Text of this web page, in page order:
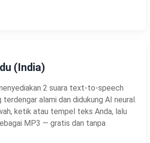
(India)
2 suara text-to-speech
terdengar alami dan didukung AI neural.
ketik atau tempel teks Anda, lalu
MP3 — gratis dan tanpa